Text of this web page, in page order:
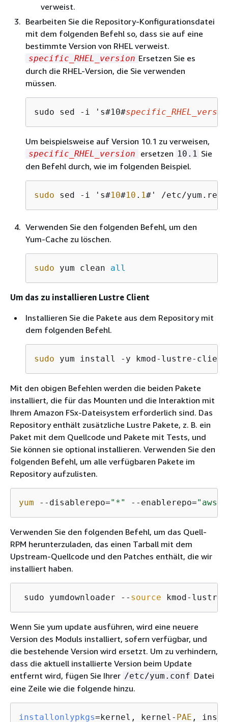
verweist.
Bearbeiten Sie die Repository-Konfigurationsdatei
mit dem folgenden Befehl so, dass sie auf eine
bestimmte Version von RHEL verweist.
specific_RHEL_version Ersetzen Sie es
durch die RHEL-Version, die Sie verwenden
müssen.
sudo sed -i 's#10#
Um beispielsweise auf Version 10.1 zu verweisen,
specific_RHEL_version ersetzen 10.1 Sie
den Befehl durch, wie im folgenden Beispiel.
sudo sed -i 's#10#10 . 1#' /etc/
Verwenden Sie den folgenden Befehl, um den
Yum-Cache zu löschen.
sudo yum clean all
Um das zu installieren Lustre Client
Installieren Sie die Pakete aus dem Repository mit
dem folgenden Befehl.
sudo yum install -y kmod-lustre-
Mit den obigen Befehlen werden die beiden Pakete
installiert, die für das Mounten und die Interaktion mit
Ihrem Amazon FSx-Dateisystem erforderlich sind. Das
Repository enthält zusätzliche Lustre Pakete, z. B. ein
Paket mit dem Quellcode und Pakete mit Tests, und
Sie können sie optional installieren. Verwenden Sie den
folgenden Befehl, um alle verfügbaren Pakete im
Repository aufzulisten.
yum --disablerepo="*" --enablerepo="aws-
Verwenden Sie den folgenden Befehl, um das Quell-
RPM herunterzuladen, das einen Tarball mit dem
Upstream-Quellcode und den Patches enthält, die wir
installiert haben.
sudo yumdownloader -- source kmod-
Wenn Sie yum update ausführen, wird eine neuere
Version des Moduls installiert, sofern verfügbar, und
die bestehende Version wird ersetzt. Um zu verhindern,
dass die aktuell installierte Version beim Update
entfernt wird, fügen Sie Ihrer /etc/yum.conf Datei
eine Zeile wie die folgende hinzu.
installonlypkgs=kernel, kernel- PAE ,